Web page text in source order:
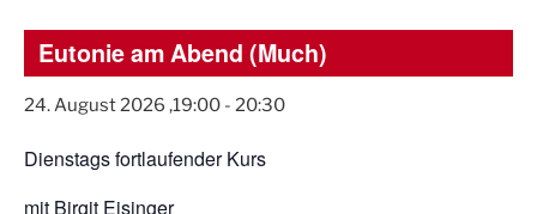
Eutonie am Abend (Much)
24. August 2026 ,19:00 - 20:30
Dienstags fortlaufender Kurs
mit Birgit Eisinger